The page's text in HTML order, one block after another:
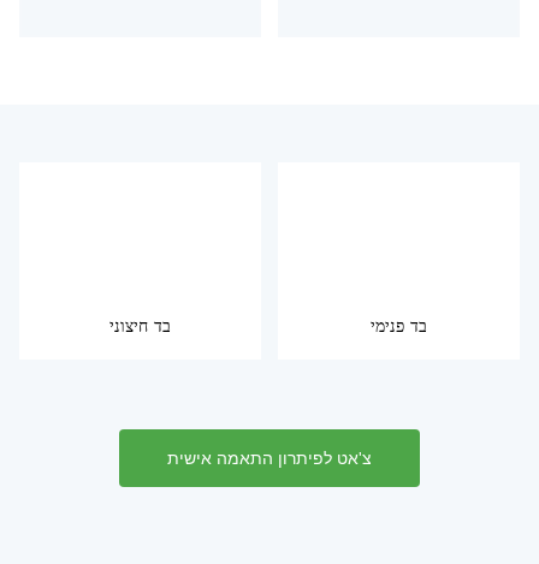
בד חיצוני בד פנימי
צ'אט לפיתרון התאמה אישית